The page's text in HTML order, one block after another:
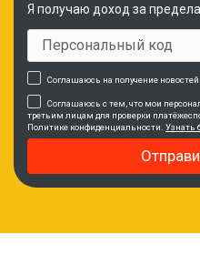
Я получаю доход за
Соглашаюсь на получение новостей.
Соглашаюсь с тем, что мои
третьим лицам для проверки
Политике конфиденциальности. Узнать